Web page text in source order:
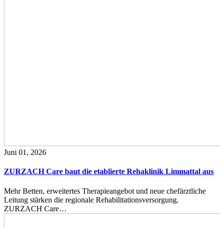
Juni 01, 2026
ZURZACH Care baut die etablierte Rehaklinik Limmattal aus
Mehr Betten, erweitertes Therapieangebot und neue chefärztliche
Leitung stärken die regionale Rehabilitationsversorgung.
ZURZACH Care…